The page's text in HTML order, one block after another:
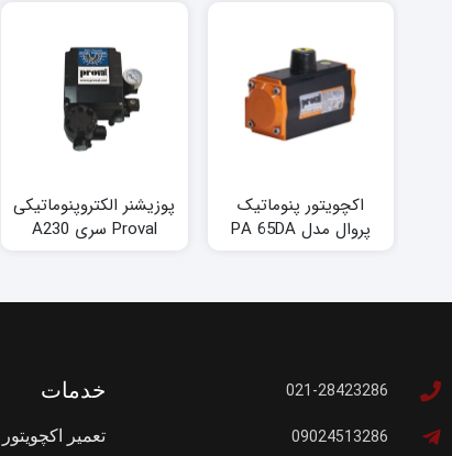
اکچویتور پنوماتیک
پروال مدل PA 65DA
پوزیشنر الکتروپنوماتیکی
Proval سری A230
021-28423286
09024513286
خدمات
تعمیر اکچویتور AUMA